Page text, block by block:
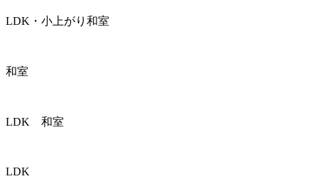
LDK・小上がり和室
和室
LDK 和室
LDK